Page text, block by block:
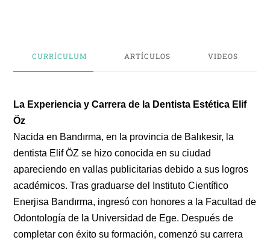
CURRÍCULUM ARTÍCULOS VIDEOS
La Experiencia y Carrera de la Dentista Estética Elif
Öz
Nacida en Bandırma, en la provincia de Balıkesir, la
dentista Elif ÖZ se hizo conocida en su ciudad
apareciendo en vallas publicitarias debido a sus logros
académicos. Tras graduarse del Instituto Científico
Enerjisa Bandırma, ingresó con honores a la Facultad de
Odontología de la Universidad de Ege. Después de
completar con éxito su formación, comenzó su carrera